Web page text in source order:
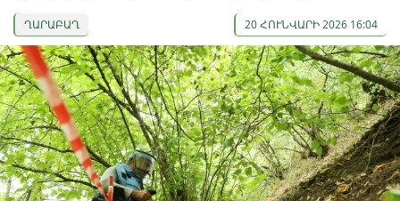
ՂԱՐԱԲԱՂ 20 ՀՈՒՆՎԱՐԻ 2026 16:04